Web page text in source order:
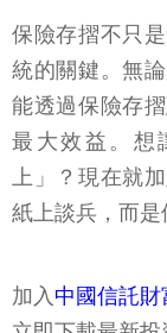
保險存摺不只
統的關鍵。無
能透過保險存
最大效益。想
上」？現在就
紙上談兵，而是
加入 中國信託